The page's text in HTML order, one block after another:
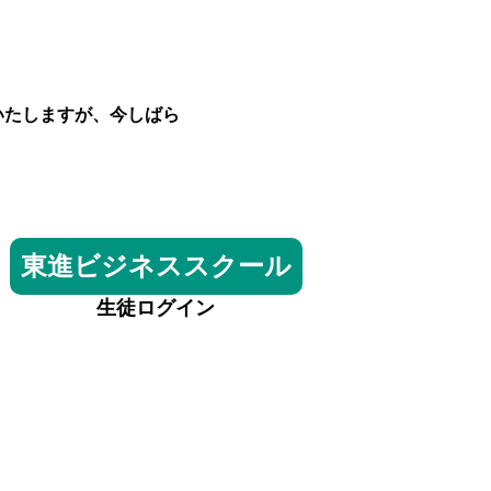
しますが、今しばら
東進ビジネススクール
生徒ログイン